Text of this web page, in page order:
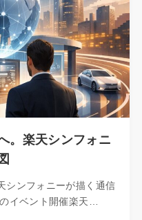
。楽天シンフォニ
シンフォニーが描く通信
イベント開催楽天…